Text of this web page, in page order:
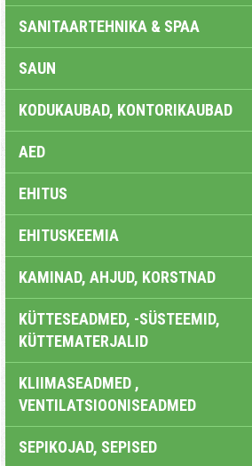
SANITAARTEHNIKA & SPAA
SAUN
KODUKAUBAD, KONTORIKAUBAD
AED
EHITUS
EHITUSKEEMIA
KAMINAD, AHJUD, KORSTNAD
KÜTTESEADMED, -SÜSTEEMID,
KÜTTEMATERJALID
KLIIMASEADMED ,
VENTILATSIOONISEADMED
SEPIKOJAD, SEPISED